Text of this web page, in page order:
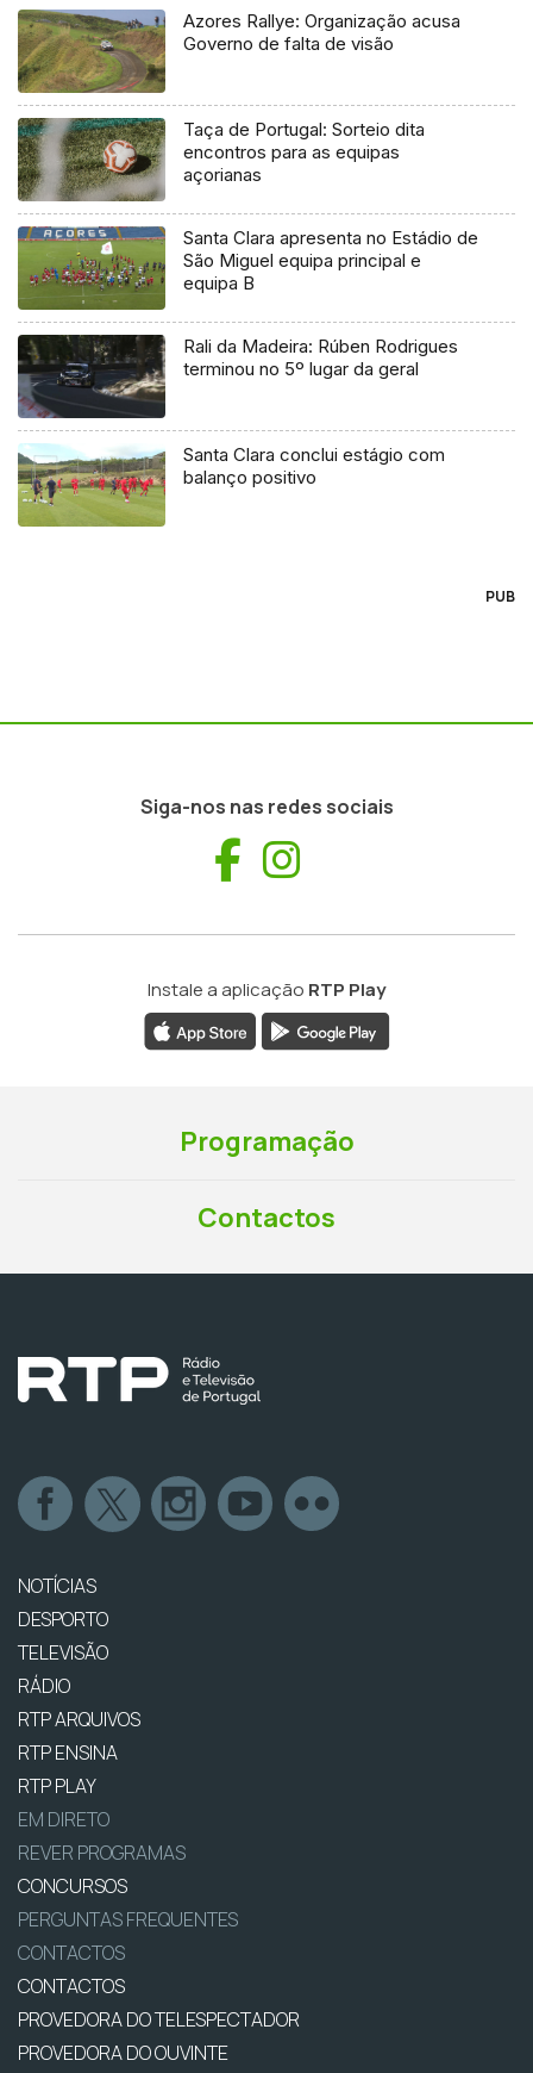
Azores Rallye: Organização acusa
Governo de falta de visão
Taça de Portugal: Sorteio dita
encontros para as equipas
açorianas
Santa Clara apresenta no Estádio de
São Miguel equipa principal e
equipa B
Rali da Madeira: Rúben Rodrigues
terminou no 5º lugar da geral
Santa Clara conclui estágio com
balanço positivo
PUB
Siga-nos nas redes sociais
Facebook
Instale a aplicação RTP Play
Programação
Contactos
NOTÍCIAS
DESPORTO
TELEVISÃO
RÁDIO
RTP ARQUIVOS
RTP ENSINA
RTP PLAY
EM DIRETO
REVER PROGRAMAS
CONCURSOS
PERGUNTAS FREQUENTES
CONTACTOS
CONTACTOS
PROVEDORA DO TELESPECTADOR
PROVEDORA DO OUVINTE